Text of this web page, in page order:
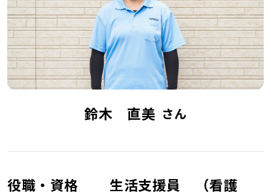
鈴木 直美 さん
役職・資格
生活支援員 （看護